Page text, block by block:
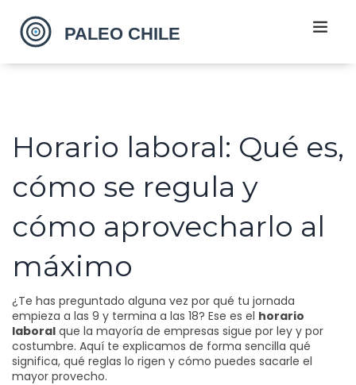
Horario laboral: Qué es,
cómo se regula y
cómo aprovecharlo al
máximo
¿Te has preguntado alguna vez por qué tu jornada
empieza a las 9 y termina a las 18? Ese es el horario
laboral que la mayoría de empresas sigue por ley y por
costumbre. Aquí te explicamos de forma sencilla qué
significa, qué reglas lo rigen y cómo puedes sacarle el
mayor provecho.